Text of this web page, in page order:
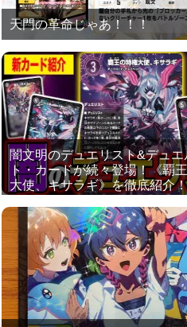
天門の革命じゃあ！！！
闇文明のデュエリスト&デュエ
ト・カードが続々登場！《覇
大使、キサラギ》を徹底紹介！